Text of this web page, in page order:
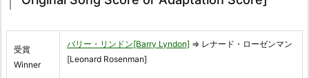
受賞
Winner
バリー・リンドン[Barry Lyndon] ⇒ レナード・ローゼンマン
[Leonard Rosenman]